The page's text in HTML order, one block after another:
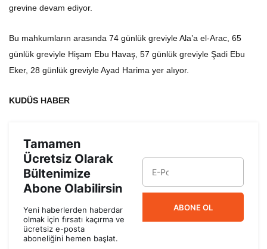
grevine devam ediyor.
Bu mahkumların arasında 74 günlük greviyle Ala’a el-Arac, 65
günlük greviyle Hişam Ebu Havaş, 57 günlük greviyle Şadi Ebu
Eker, 28 günlük greviyle Ayad Harima yer alıyor.
KUDÜS HABER
Tamamen
Ücretsiz Olarak
Bültenimize
Abone Olabilirsin
Yeni haberlerden haberdar
olmak için fırsatı kaçırma ve
ücretsiz e-posta
aboneliğini hemen başlat.
ABONE OL